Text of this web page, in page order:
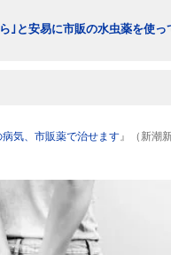
｣と安易に市販の水虫薬を使
病気、市販薬で治せます 』（新潮